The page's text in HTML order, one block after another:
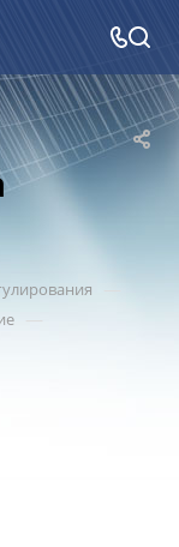
—